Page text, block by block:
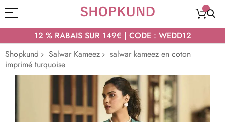
12 % RABAIS SUR 149€ | CODE : WEDD12
Shopkund
Salwar Kameez
salwar kameez en coton
imprimé turquoise